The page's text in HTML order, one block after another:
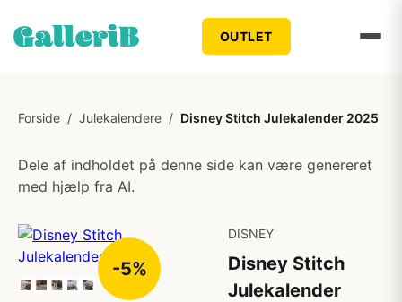
OUTLET
Forside / Julekalendere / Disney Stitch Julekalender 2025
Dele af indholdet på denne side kan være genereret
med hjælp fra AI.
-5%
DISNEY
Disney Stitch
Julekalender